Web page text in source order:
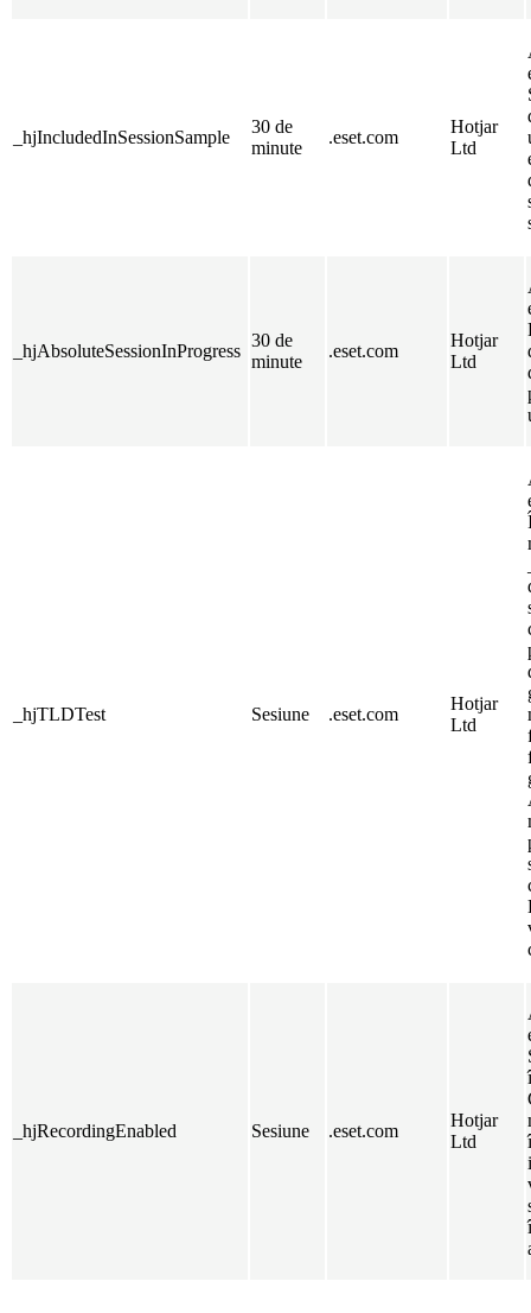
_hjIncludedInSessionSample
30 de
minute
.eset.com
Hotjar
Ltd
_hjAbsoluteSessionInProgress
30 de
minute
.eset.com
Hotjar
Ltd
_hjTLDTest Sesiune .eset.com
Hotjar
Ltd
_hjRecordingEnabled Sesiune .eset.com
Hotjar
Ltd